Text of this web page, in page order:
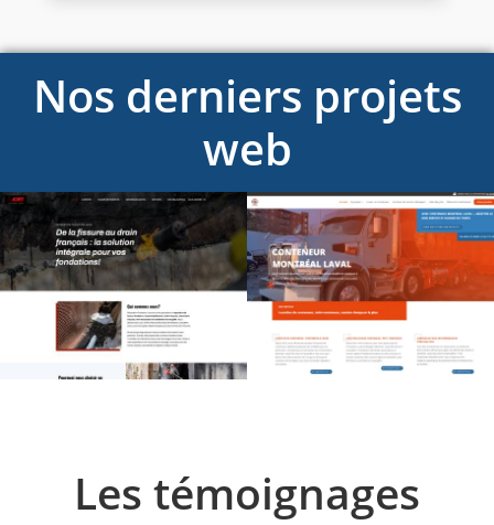
Nos derniers projets
web
Les témoignages